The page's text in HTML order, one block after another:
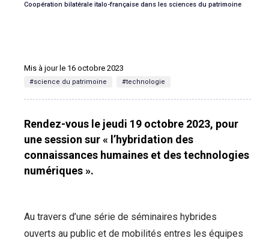
Coopération bilatérale italo-française dans les sciences du patrimoine
Mis à jour le 16 octobre 2023
#science du patrimoine #technologie
Rendez-vous le jeudi 19 octobre 2023, pour
une session sur « l’hybridation des
connaissances humaines et des technologies
numériques ».
Au travers d’une série de séminaires hybrides
ouverts au public et de mobilités entres les équipes